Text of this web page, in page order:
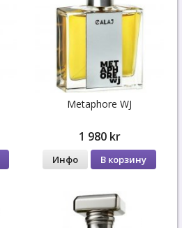
Metaphore WJ
1 980 kr
Инфо В корзину